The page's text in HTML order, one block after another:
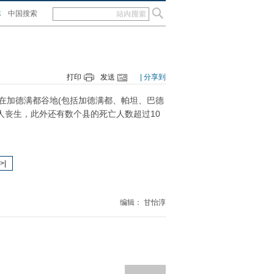
中国搜索
打印 发送 | 分享到
加德满都谷地(包括加德满都、帕坦、巴德
生，此外还有数个县的死亡人数超过10
编辑： 甘怡淳